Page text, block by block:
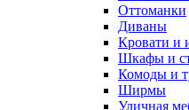
Оттоманки
Диваны
Кровати и
Шкафы и
Комоды и
Ширмы
Уличная